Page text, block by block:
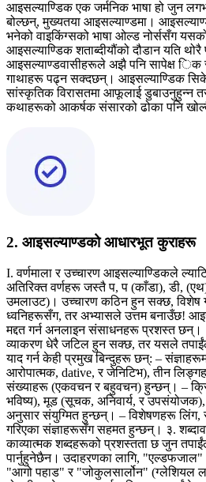
आइसल्याण्डिक एक जर्मनिक भाषा हो जुन
बोल्छन्, मुख्यतया आइसल्याण्डमा।
भनेको वाइकिंग्सको भाषा ओल्ड नोर्ससँग
आइसल्याण्डिक शताब्दीयौंको दौडान यति थोरै
आइसल्याण्डवासीहरूले अझै पनि सापेक्ष िक
गाथाहरू पढ्न सक्दछन्। आइसल्याण्डिक
सांस्कृतिक विरासतमा आफूलाई डुबाउनुहुन्न
कथाहरूको आकर्षक संसारको ढोका पनि
2. आइसल्याण्डको आधारभूत कुराहरू
I. वर्णमाला र उच्चारण आइसल्याण्डिकले
अतिरिक्त वर्णहरू जस्तै प, प (काँडा), डी,
उमलाउट)। उच्चारण कठिन हुन सक्छ, विशेष
ध्वनिहरूसँग, तर अभ्यासले उत्तम बनाउँछ!
मद्दत गर्न अनलाइन संसाधनहरू प्रशस्त
व्याकरण धेरै जटिल हुन सक्छ, तर यसले
याद गर्न केही प्रमुख बिन्दुहरू छन्: –
आरोपात्मक, dative, र जेनिटिभ), तीन
संख्याहरू (एकवचन र बहुवचन) हुन्छन्। –
भविष्य), मूड (सूचक, अनिवार्य, र
अनुसार संयुग्मित हुन्छन्। – विशेषणहरू लिंग,
गरिएका संज्ञाहरूसँग सहमत हुन्छन्। ३.
काव्यात्मक शब्दहरूको प्रशस्तता छ जुन
पार्नुहुनेछैन। उदाहरणका लागि, "एल्डफजाल"
"आगो पहाड" र "जोकुलसार्लोन" (ग्लेशियल